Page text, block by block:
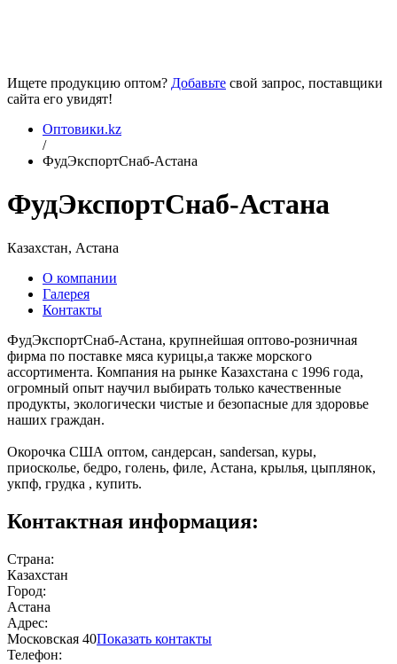
Ищете продукцию оптом? Добавьте свой запрос, поставщики
сайта его увидят!
Оптовики.kz
/
ФудЭкспортСнаб-Астана
ФудЭкспортСнаб-Астана
Казахстан, Астана
О компании
Галерея
Контакты
ФудЭкспортСнаб-Астана, крупнейшая оптово-розничная
фирма по поставке мяса курицы,а также морского
ассортимента. Компания на рынке Казахстана с 1996 года,
огромный опыт научил выбирать только качественные
продукты, экологически чистые и безопасные для здоровье
наших граждан.
Окорочка США оптом, сандерсан, sandersan, куры,
приосколье, бедро, голень, филе, Астана, крылья, цыплянок,
укпф, грудка , купить.
Контактная информация:
Страна:
Казахстан
Город:
Астана
Адрес:
Московская 40Показать контакты
Телефон: